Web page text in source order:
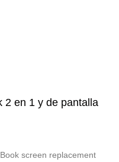
2 en 1 y de pantalla
screen replacement